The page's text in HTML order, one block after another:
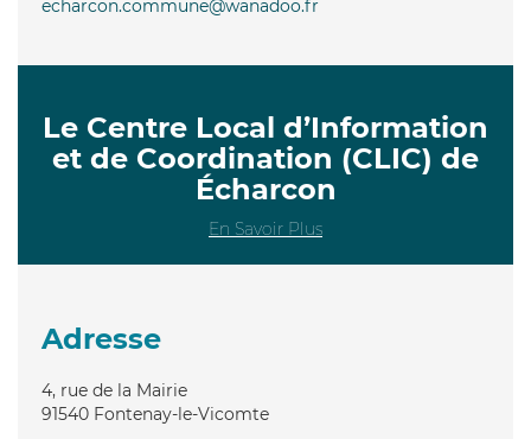
echarcon.commune@wanadoo.fr
Le Centre Local d’Information
et de Coordination (CLIC) de
Écharcon
En Savoir Plus
Adresse
4, rue de la Mairie
91540 Fontenay-le-Vicomte